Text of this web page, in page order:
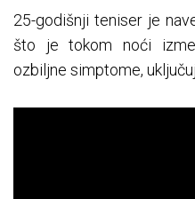
25-godišnji teniser je
što je tokom noći
ozbiljne simptome,